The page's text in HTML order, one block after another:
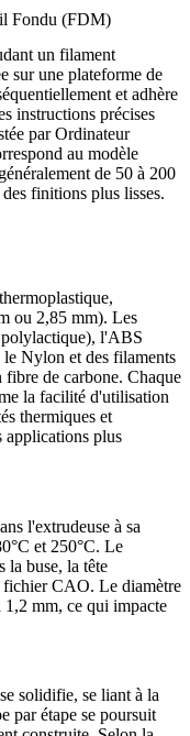
Fondu (FDM)
un filament
sur une plateforme de
et adhère
instructions précises
par Ordinateur
au modèle
de 50 à 200
finitions plus lisses.
ou 2,85 mm). Les
l'ABS
le Nylon et des filaments
fibre de carbone. Chaque
la facilité d'utilisation
thermiques et
applications plus
l'extrudeuse à sa
et 250°C. Le
la buse, la tête
fichier CAO. Le diamètre
1,2 mm, ce qui impacte
solidifie, se liant à la
par étape se poursuit